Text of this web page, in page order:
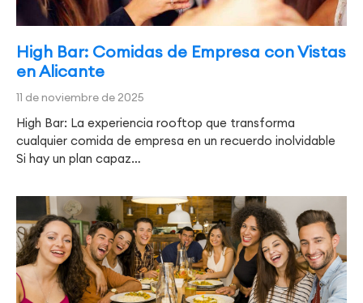
High Bar: Comidas de Empresa con Vistas
en Alicante
11 de noviembre de 2025
High Bar: La experiencia rooftop que transforma
cualquier comida de empresa en un recuerdo inolvidable
Si hay un plan capaz…